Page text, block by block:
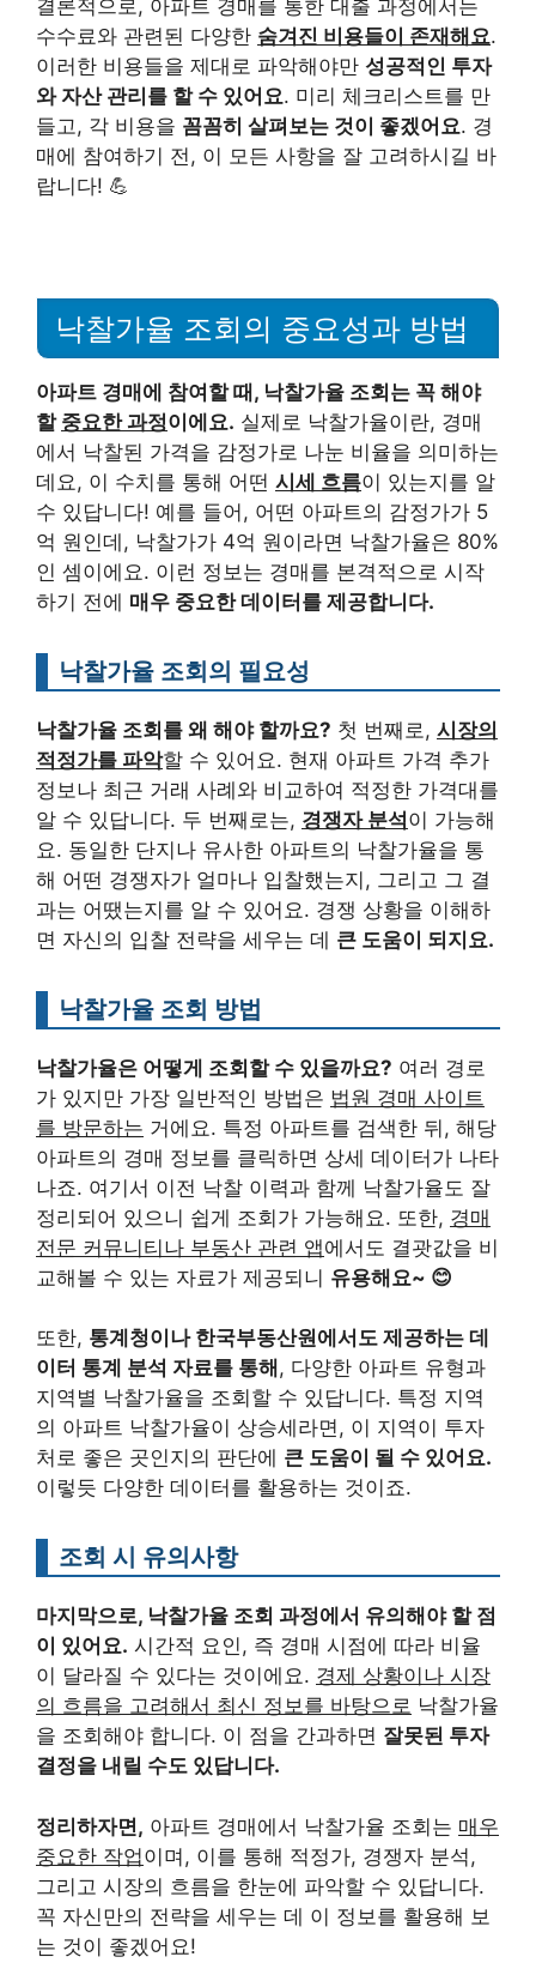
결론적으로, 아파트 경매를 통한 대출 과정에서는
수수료와 관련된 다양한 숨겨진 비용들이 존재해요.
이러한 비용들을 제대로 파악해야만 성공적인 투자
와 자산 관리를 할 수 있어요. 미리 체크리스트를 만
들고, 각 비용을 꼼꼼히 살펴보는 것이 좋겠어요. 경
매에 참여하기 전, 이 모든 사항을 잘 고려하시길 바
랍니다! 💪
낙찰가율 조회의 중요성과 방법
아파트 경매에 참여할 때, 낙찰가율 조회는 꼭 해야
할 중요한 과정이에요. 실제로 낙찰가율이란, 경매
에서 낙찰된 가격을 감정가로 나눈 비율을 의미하는
데요, 이 수치를 통해 어떤 시세 흐름이 있는지를 알
수 있답니다! 예를 들어, 어떤 아파트의 감정가가 5
억 원인데, 낙찰가가 4억 원이라면 낙찰가율은 80%
인 셈이에요. 이런 정보는 경매를 본격적으로 시작
하기 전에 매우 중요한 데이터를 제공합니다.
낙찰가율 조회의 필요성
낙찰가율 조회를 왜 해야 할까요? 첫 번째로, 시장의
적정가를 파악할 수 있어요. 현재 아파트 가격 추가
정보나 최근 거래 사례와 비교하여 적정한 가격대를
알 수 있답니다. 두 번째로는, 경쟁자 분석이 가능해
요. 동일한 단지나 유사한 아파트의 낙찰가율을 통
해 어떤 경쟁자가 얼마나 입찰했는지, 그리고 그 결
과는 어땠는지를 알 수 있어요. 경쟁 상황을 이해하
면 자신의 입찰 전략을 세우는 데 큰 도움이 되지요.
낙찰가율 조회 방법
낙찰가율은 어떻게 조회할 수 있을까요? 여러 경로
가 있지만 가장 일반적인 방법은 법원 경매 사이트
를 방문하는 거에요. 특정 아파트를 검색한 뒤, 해당
아파트의 경매 정보를 클릭하면 상세 데이터가 나타
나죠. 여기서 이전 낙찰 이력과 함께 낙찰가율도 잘
정리되어 있으니 쉽게 조회가 가능해요. 또한, 경매
전문 커뮤니티나 부동산 관련 앱에서도 결괏값을 비
교해볼 수 있는 자료가 제공되니 유용해요~ 😊
또한, 통계청이나 한국부동산원에서도 제공하는 데
이터 통계 분석 자료를 통해 , 다양한 아파트 유형과
지역별 낙찰가율을 조회할 수 있답니다. 특정 지역
의 아파트 낙찰가율이 상승세라면, 이 지역이 투자
처로 좋은 곳인지의 판단에 큰 도움이 될 수 있어요.
이렇듯 다양한 데이터를 활용하는 것이죠.
조회 시 유의사항
마지막으로, 낙찰가율 조회 과정에서 유의해야 할 점
이 있어요. 시간적 요인, 즉 경매 시점에 따라 비율
이 달라질 수 있다는 것이에요. 경제 상황이나 시장
의 흐름을 고려해서 최신 정보를 바탕으로 낙찰가율
을 조회해야 합니다. 이 점을 간과하면 잘못된 투자
결정을 내릴 수도 있답니다.
정리하자면, 아파트 경매에서 낙찰가율 조회는 매우
중요한 작업이며, 이를 통해 적정가, 경쟁자 분석,
그리고 시장의 흐름을 한눈에 파악할 수 있답니다.
꼭 자신만의 전략을 세우는 데 이 정보를 활용해 보
는 것이 좋겠어요!